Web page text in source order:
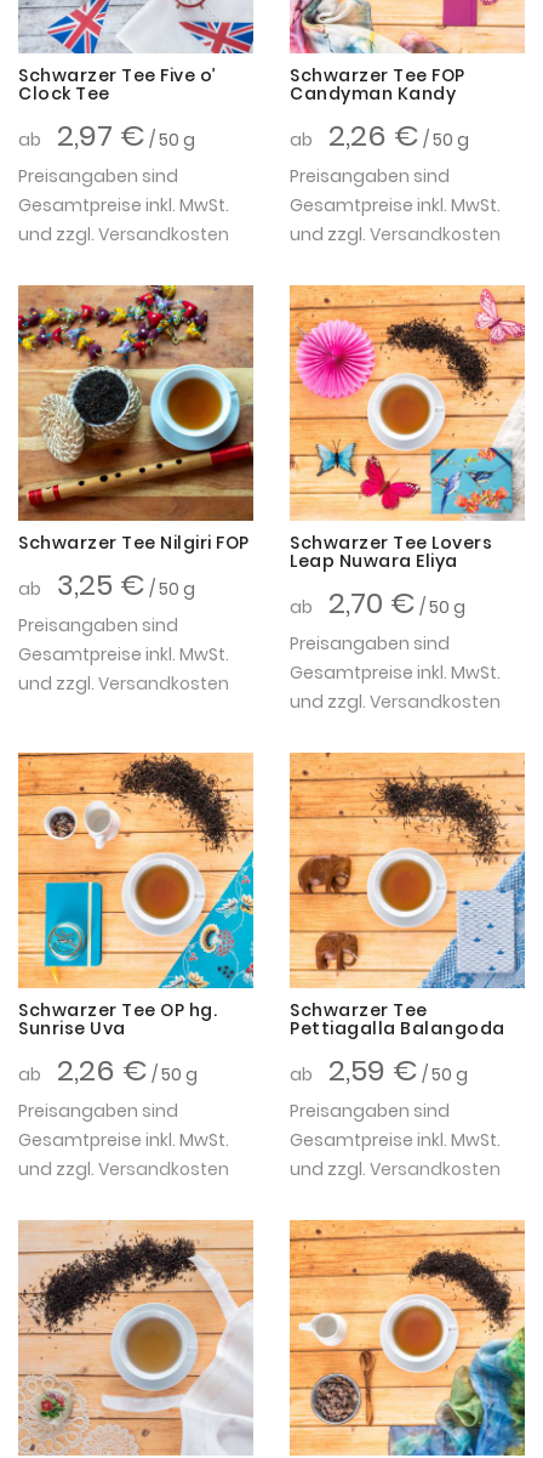
Schwarzer Tee Five o’
Clock Tee
ab
2,97 € / 50 g
Preisangaben sind
Gesamtpreise inkl. MwSt.
und zzgl. Versandkosten
Schwarzer Tee FOP
Candyman Kandy
ab
2,26 € / 50 g
Preisangaben sind
Gesamtpreise inkl. MwSt.
und zzgl. Versandkosten
Schwarzer Tee Nilgiri FOP
ab
3,25 € / 50 g
Preisangaben sind
Gesamtpreise inkl. MwSt.
und zzgl. Versandkosten
Schwarzer Tee Lovers
Leap Nuwara Eliya
ab
2,70 € / 50 g
Preisangaben sind
Gesamtpreise inkl. MwSt.
und zzgl. Versandkosten
Schwarzer Tee OP hg.
Sunrise Uva
ab
2,26 € / 50 g
Preisangaben sind
Gesamtpreise inkl. MwSt.
und zzgl. Versandkosten
Schwarzer Tee
Pettiagalla Balangoda
ab
2,59 € / 50 g
Preisangaben sind
Gesamtpreise inkl. MwSt.
und zzgl. Versandkosten